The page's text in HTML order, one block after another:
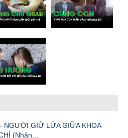
NGƯỜI GIỮ LỬA GIỮA KHOA
(Nhân...